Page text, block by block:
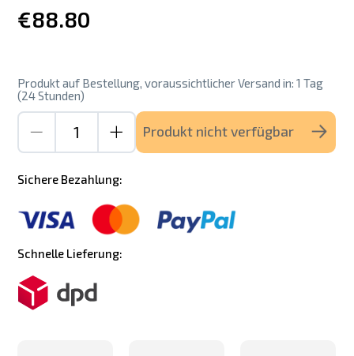
€88.80
Produkt auf Bestellung, voraussichtlicher Versand in: 1 Tag
(24 Stunden)
Produkt nicht verfügbar
Sichere Bezahlung:
Schnelle Lieferung: